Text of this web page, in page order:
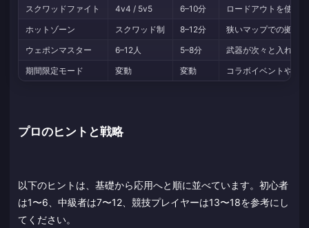
スクワッドファイト
4v4 / 5v5 6–10分
ロードアウトを使用
ホットゾーン
スクワッド制 8–12分
狭いマップでの拠点
ウェポンマスター
6–12人 5–8分
武器が次々と入れ替
期間限定モード
変動 変動 コラボイベントやシ
プロのヒントと戦略
以下のヒントは、基礎から応用へと順に並べています。初心者
は1〜6、中級者は7〜12、競技プレイヤーは13〜18を参考にし
てください。